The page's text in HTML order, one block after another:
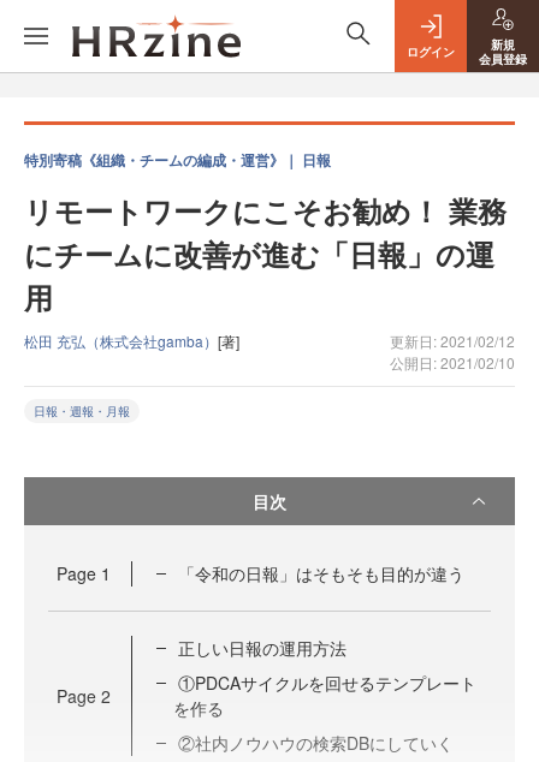
ログイン
新規
会員登録
特別寄稿《組織・チームの編成・運営》｜ 日報
リモートワークにこそお勧め！ 業務
にチームに改善が進む「日報」の運
用
松田 充弘（株式会社gamba） [著]
更新日: 2021/02/12
公開日: 2021/02/10
日報・週報・月報
目次
Page 1 「令和の日報」はそもそも目的が違う
Page 2
正しい日報の運用方法
①PDCAサイクルを回せるテンプレート
を作る
②社内ノウハウの検索DBにしていく